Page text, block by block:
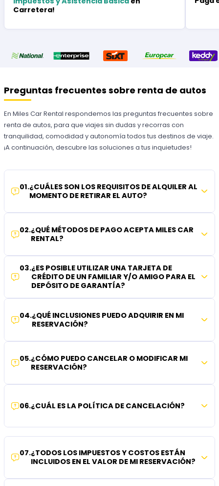
Carretera!
Preguntas frecuentes sobre renta de autos
En Miles Car Rental respondemos las preguntas frecuentes sobre
renta de autos, para que viajes sin dudas y recorras con
tranquilidad, comodidad y autonomía todos tus destinos de viaje.
¡A continuación, descubre las soluciones a tus inquietudes!
01.¿CUÁLES SON LOS REQUISITOS DE ALQUILER AL
MOMENTO DE RETIRAR EL AUTO?
02.¿QUÉ MÉTODOS DE PAGO ACEPTA MILES CAR
RENTAL?
03.¿ES POSIBLE UTILIZAR UNA TARJETA DE
CRÉDITO DE UN FAMILIAR Y/O AMIGO PARA EL
DEPÓSITO DE GARANTÍA?
04.¿QUÉ INCLUSIONES PUEDO ADQUIRIR EN MI
RESERVACIÓN?
05.¿CÓMO PUEDO CANCELAR O MODIFICAR MI
RESERVACIÓN?
06.¿CUÁL ES LA POLÍTICA DE CANCELACIÓN?
07.¿TODOS LOS IMPUESTOS Y COSTOS ESTÁN
INCLUIDOS EN EL VALOR DE MI RESERVACIÓN?